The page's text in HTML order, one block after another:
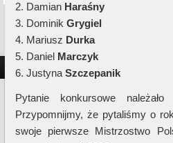
2. Damian Haraśny
3. Dominik Grygiel
4. Mariusz Durka
5. Daniel Marczyk
6. Justyna Szczepanik
Pytanie konkursowe
Przypomnijmy, że pytaliśmy o
swoje pierwsze Mistrzostwo